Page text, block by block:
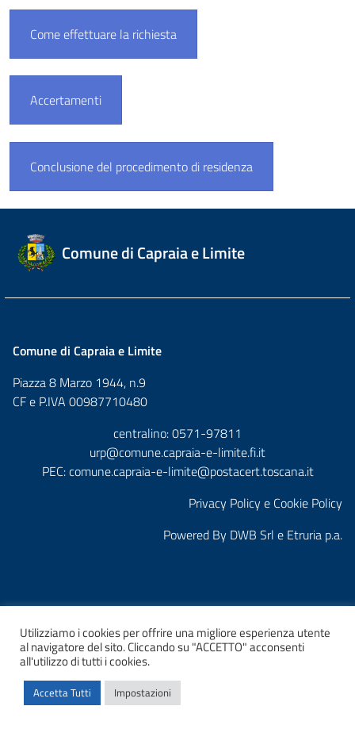
Come effettuare la richiesta
Accertamenti
Conclusione del procedimento di residenza
Comune di Capraia e Limite
Comune di Capraia e Limite
Piazza 8 Marzo 1944, n.9
CF e P.IVA 00987710480
centralino: 0571-97811
urp@comune.capraia-e-limite.fi.it
PEC:comune.capraia-e-limite@postacert.toscana.it
Privacy Policy e Cookie Policy
Powered By DWB Srl e Etruria p.a.
Home Amministrazione Trasparente
© 2026 Comune di Capraia e Limite
Utilizziamo i cookies per offrire una migliore esperienza utente
al navigatore del sito. Cliccando su "ACCETTO" acconsenti
all'utilizzo di tutti i cookies.
Accetta Tutti Impostazioni